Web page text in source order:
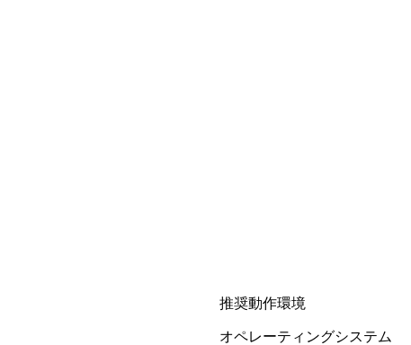
推奨動作環境
オペレーティングシステム